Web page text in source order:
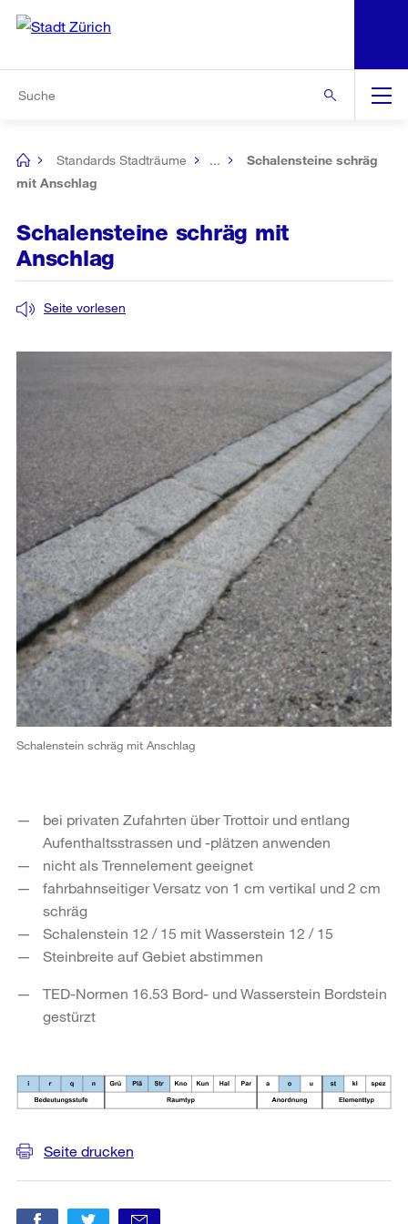
Navigation
[no
title]
Standards Stadträume ...
Schalensteine schräg
mit Anschlag
Schalensteine schräg mit
Anschlag
Seite vorlesen
Schalenstein schräg mit Anschlag
bei privaten Zufahrten über Trottoir und entlang
Aufenthaltsstrassen und -plätzen anwenden
nicht als Trennelement geeignet
fahrbahnseitiger Versatz von 1 cm vertikal und 2 cm
schräg
Schalenstein 12 / 15 mit Wasserstein 12 / 15
Steinbreite auf Gebiet abstimmen
TED-Normen 16.53 Bord- und Wasserstein Bordstein
gestürzt
Seite drucken